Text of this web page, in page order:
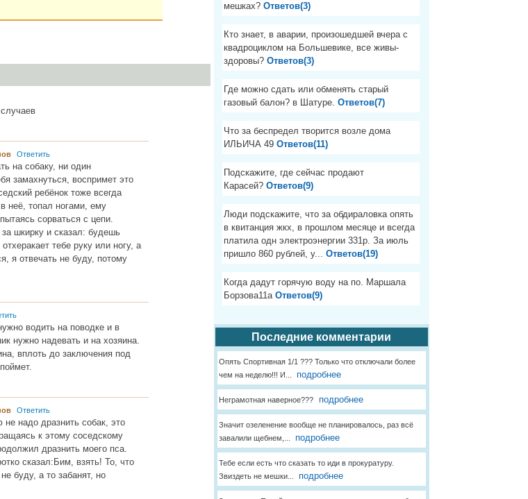
Ответить
на собаку, ни один
замахнуться, воспримет это
ребёнок тоже всегда
неё, топал ногами, ему
сорваться с цепи.
шкирку и сказал: будешь
тебе руку или ногу, а
я отвечать не буду, потому
водить на поводке и в
нужно надевать и на хозяина.
вплоть до заключения под
Ответить
надо дразнить собак, это
к этому соседскому
дразнить моего пса.
сказал:Бим, взять! То, что
буду, а то забанят, но
мешках? Ответов(3)
Кто знает, в аварии, произошедшей вчера с
квадроциклом на Большевике, все живы-
здоровы? Ответов(3)
Где можно сдать или обменять старый
газовый балон? в Шатуре. Ответов(7)
Что за беспредел творится возле дома
ИЛЬИЧА 49 Ответов(11)
Подскажите, где сейчас продают
Карасей? Ответов(9)
Люди подскажите, что за обдираловка опять
в квитанция жкх, в прошлом месяце и всегда
платила одн электроэнергии 331р. За июль
пришло 860 рублей, у... Ответов(19)
Когда дадут горячую воду на по. Маршала
Борзова11а Ответов(9)
Последние комментарии
Опять Спортивная 1/1 ??? Только что отключали более
чем на неделю!!! И...
подробнее
Неграмотная наверное??? подробнее
Значит озеленение вообще не планировалось, раз всё
завалили щебнем,...
подробнее
Тебе если есть что сказать то иди в прокуратуру.
Звиздеть не мешки...
подробнее